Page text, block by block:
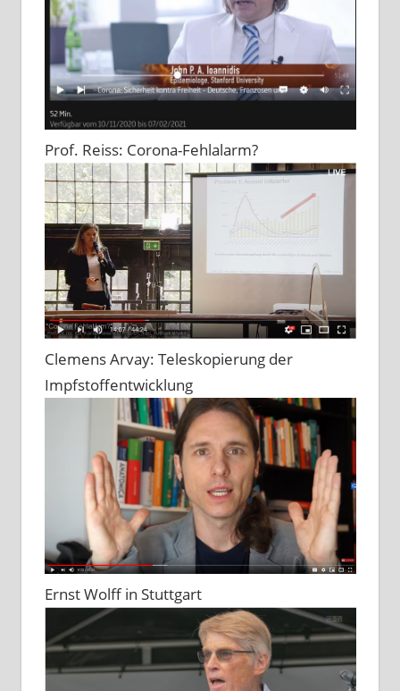
Prof. Reiss: Corona-Fehlalarm?
Clemens Arvay: Teleskopierung der
Impfstoffentwicklung
Ernst Wolff in Stuttgart